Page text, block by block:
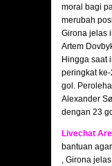
moral bagi
merubah
Girona jelas
Artem
Hingga saat
peringkat
gol.
Alexander
dengan 23
Livechat
bantuan
, Girona